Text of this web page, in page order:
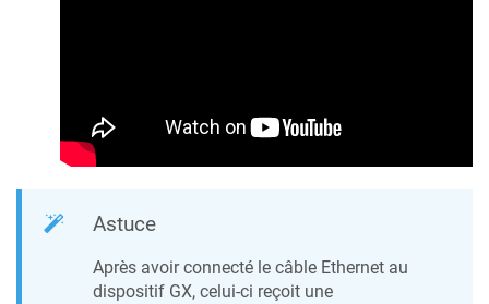
Astuce
Après avoir connecté le câble Ethernet au
dispositif GX, celui-ci reçoit une